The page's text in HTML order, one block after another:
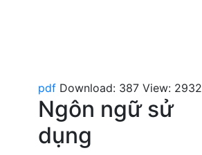
pdf Download: 387 View: 2932
Ngôn ngữ sử
dụng